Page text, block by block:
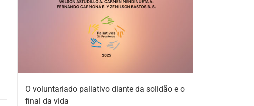
O voluntariado paliativo diante da solidão e o
final da vida